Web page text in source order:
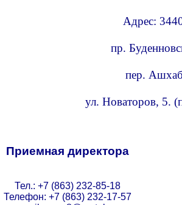
Адрес:
пр.
пер.
ул. Новаторов, 5.
Приемная директора
Тел.: +7 (863) 232-85-18
Телефон: +7 (863) 232-17-57